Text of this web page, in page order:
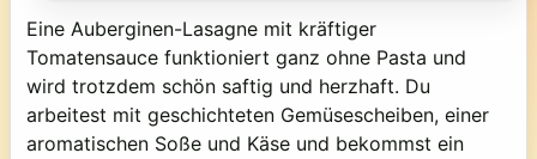
Eine Auberginen-Lasagne mit kräftiger
Tomatensauce funktioniert ganz ohne Pasta und
wird trotzdem schön saftig und herzhaft. Du
arbeitest mit geschichteten Gemüsescheiben, einer
aromatischen Soße und Käse und bekommst ein